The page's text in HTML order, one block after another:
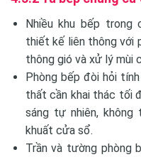
Nhiều khu bếp trong
thiết kế liên thông với
thông gió và xử lý mùi
Phòng bếp đòi hỏi
thất cần khai thác tối
sáng tự nhiên,
khuất cửa sổ.
Trần và tường phòng